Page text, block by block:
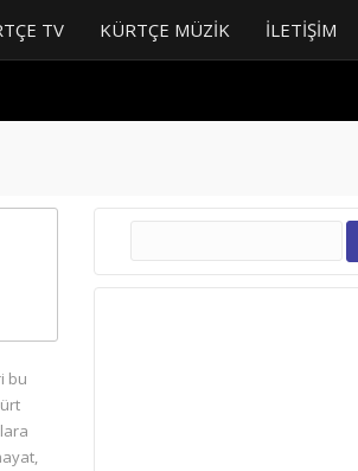
TV KÜRTÇE MÜZIK İLETIŞIM
bu
Arama: